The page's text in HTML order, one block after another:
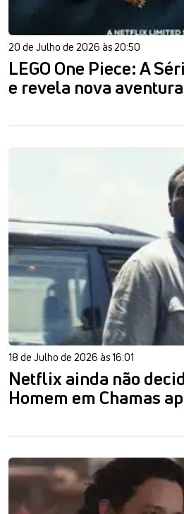
20 de Julho de 2026 às 20:50
LEGO One Piece: A
e revela nova
18 de Julho de 2026 às 16:01
Netflix ainda não
Homem em Chamas